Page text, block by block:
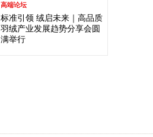
高端论坛
标准引领 绒启未来｜高品质
羽绒产业发展趋势分享会圆
满举行